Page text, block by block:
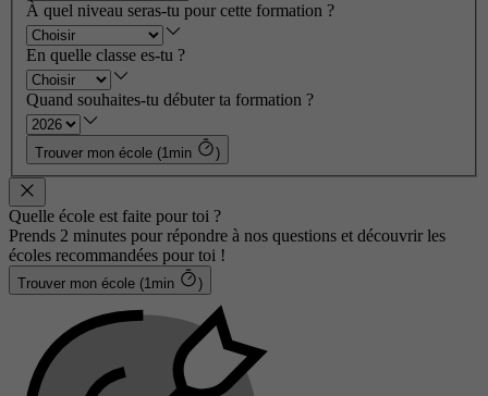
À quel niveau seras-tu pour cette formation ?
En quelle classe es-tu ?
Quand souhaites-tu débuter ta formation ?
Trouver mon école (1min )
Quelle école est faite pour toi ?
Prends 2 minutes pour répondre à nos questions et découvrir les
écoles recommandées pour toi !
Trouver mon école (1min )